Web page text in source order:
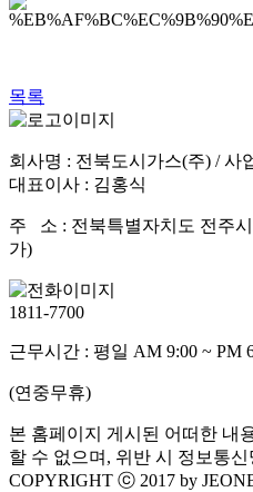
목록
회사명 : 전북도시가스(주) / 사
대표이사 : 김홍식
주 소 : 전북특별자치도 전주
가)
1811-7700
근무시간 : 평일 AM 9:00 ~ PM
(연중무휴)
본 홈페이지 게시된 어떠한 내
할 수 없으며, 위반 시 정보통
COPYRIGHT ⓒ 2017 by